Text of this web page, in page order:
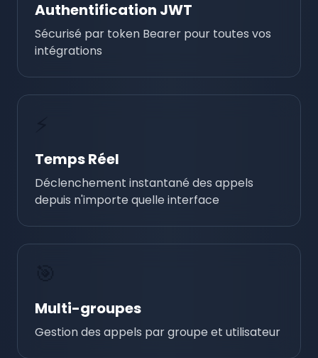
Authentification JWT
Sécurisé par token Bearer pour toutes vos
intégrations
Temps Réel
Déclenchement instantané des appels
depuis n'importe quelle interface
Multi-groupes
Gestion des appels par groupe et utilisateur